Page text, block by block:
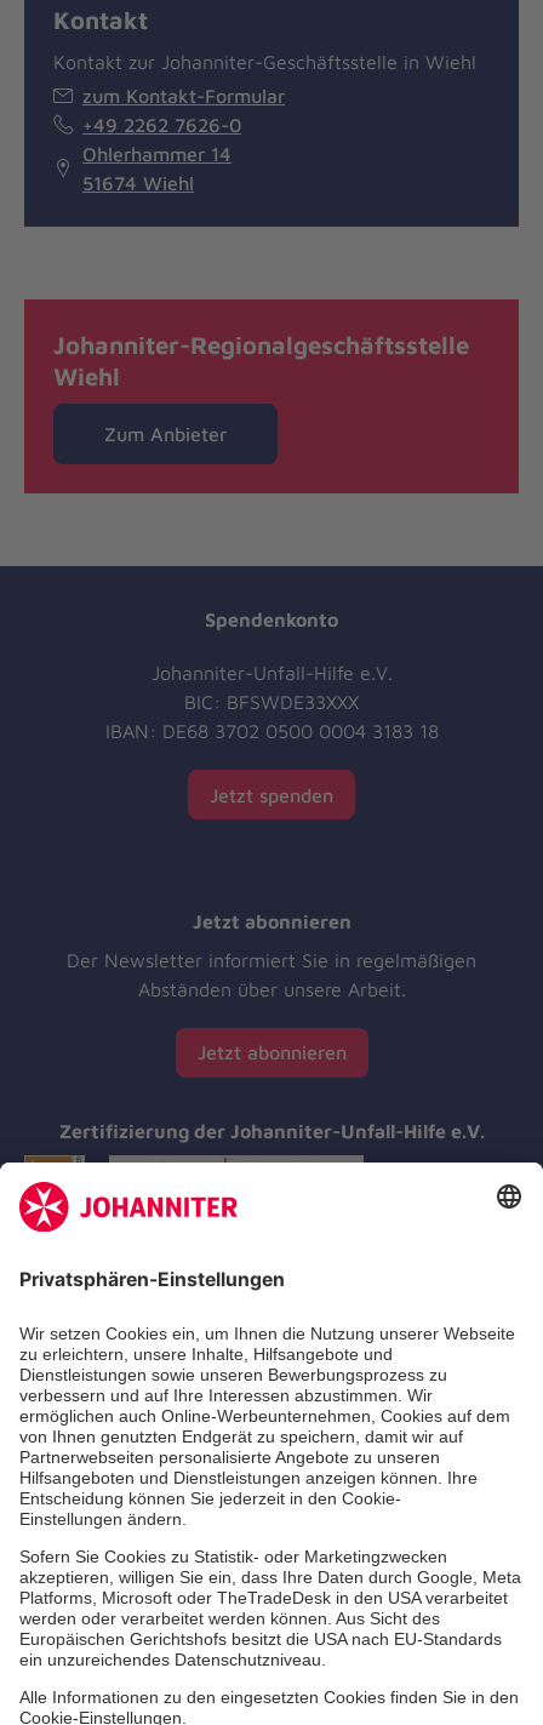
Kontakt
Kontakt zur Johanniter-Geschäftsstelle in Wiehl
zum Kontakt-Formular
+49 2262 7626-0
Ohlerhammer 14
51674 Wiehl
Johanniter-Regionalgeschäftsstelle
Wiehl
Zum Anbieter
Spendenkonto
Johanniter-Unfall-Hilfe e.V.
BIC: BFSWDE33XXX
IBAN: DE68 3702 0500 0004 3183 18
Jetzt spenden
Jetzt abonnieren
Der Newsletter informiert Sie in regelmäßigen
Abständen über unsere Arbeit.
Jetzt abonnieren
Zertifizierung der Johanniter-Unfall-Hilfe e.V.
Aus- & Fortbildung
Erste-Hilfe-Kurse
Jobs & Ehrenamt
Freiwilligendienst
Spendenprojekte
Johanniter-Jugend
Einrichtungen